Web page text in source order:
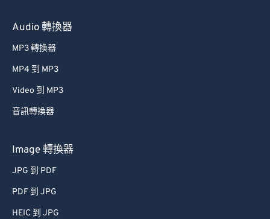
Audio 轉換器
MP3 轉換器
MP4 到 MP3
Video 到 MP3
音訊轉換器
Image 轉換器
JPG 到 PDF
PDF 到 JPG
HEIC 到 JPG